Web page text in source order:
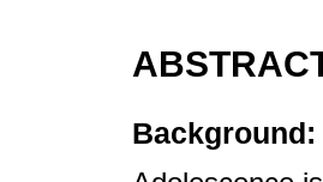
Background: